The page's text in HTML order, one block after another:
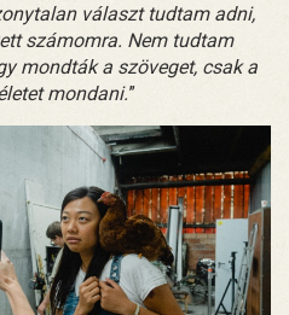
választ tudtam adni,
számomra. Nem tudtam
mondták a szöveget, csak a
mondani.”